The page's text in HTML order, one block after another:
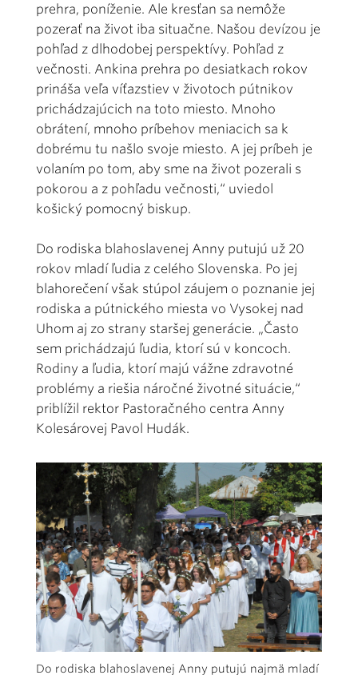
prehra, poníženie. Ale kresťan sa nemôže
pozerať na život iba situačne. Našou devízou je
pohľad z dlhodobej perspektívy. Pohľad z
večnosti. Ankina prehra po desiatkach rokov
prináša veľa víťazstiev v životoch pútnikov
prichádzajúcich na toto miesto. Mnoho
obrátení, mnoho príbehov meniacich sa k
dobrému tu našlo svoje miesto. A jej príbeh je
volaním po tom, aby sme na život pozerali s
pokorou a z pohľadu večnosti,“ uviedol
košický pomocný biskup.
Do rodiska blahoslavenej Anny putujú už 20
rokov mladí ľudia z celého Slovenska. Po jej
blahorečení však stúpol záujem o poznanie jej
rodiska a pútnického miesta vo Vysokej nad
Uhom aj zo strany staršej generácie. „Často
sem prichádzajú ľudia, ktorí sú v koncoch.
Rodiny a ľudia, ktorí majú vážne zdravotné
problémy a riešia náročné životné situácie,“
priblížil rektor Pastoračného centra Anny
Kolesárovej Pavol Hudák.
Do rodiska blahoslavenej Anny putujú najmä mladí